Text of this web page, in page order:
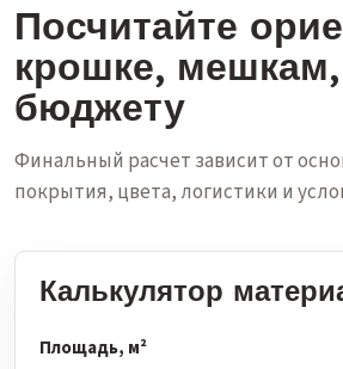
Посчитайте
крошке,
бюджету
Финальный расчет зависит от
покрытия, цвета, логистики и
Калькулятор
Площадь, м²